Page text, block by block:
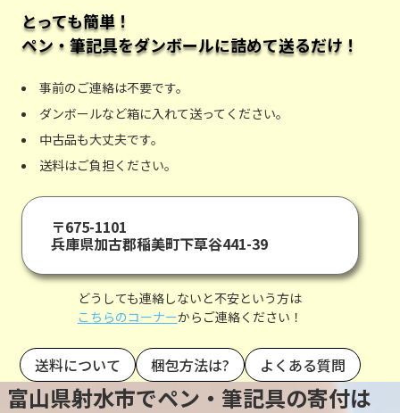
とっても簡単！
ペン・筆記具をダンボールに詰めて送るだけ！
事前のご連絡は不要です。
ダンボールなど箱に入れて送ってください。
中古品も大丈夫です。
送料はご負担ください。
〒675-1101
兵庫県加古郡稲美町下草谷441-39
どうしても連絡しないと不安という方は
こちらのコーナーからご連絡ください！
送料について 梱包方法は? よくある質問
富山県射水市でペン・筆記具の寄付は